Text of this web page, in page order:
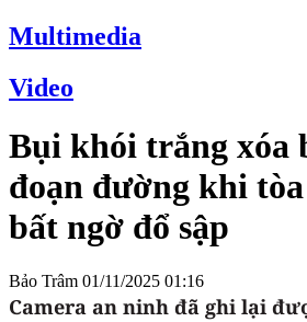
Multimedia
Video
Bụi khói trắng xóa
đoạn đường khi
bất ngờ đổ sập
Bảo Trâm 01/11/2025 01:16
Camera an ninh đã ghi lại